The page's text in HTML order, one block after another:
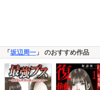
「 坂辺周一 」 のおすすめ作品